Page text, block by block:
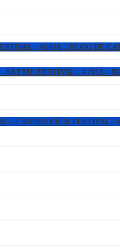
– #2016 – BLOG DE
EME FESTIVAL – #2015 –
– CANNES FILM FESTIVAL